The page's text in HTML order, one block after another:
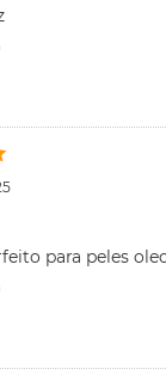
para peles